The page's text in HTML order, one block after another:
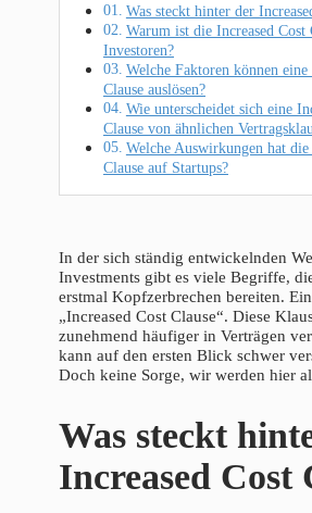
Was steckt hinter der
Warum ist die Increased
Investoren?
Welche Faktoren können eine
Clause auslösen?
Wie unterscheidet sich eine
Clause von ähnlichen
Welche Auswirkungen hat die
Clause auf Startups?
In der sich ständig entwickelnden
Investments gibt es viele Begriffe,
erstmal Kopfzerbrechen bereiten.
„Increased Cost Clause“. Diese
zunehmend häufiger in Verträgen
kann auf den ersten Blick schwer
Doch keine Sorge, wir werden hier
Was steckt
Increased Cost